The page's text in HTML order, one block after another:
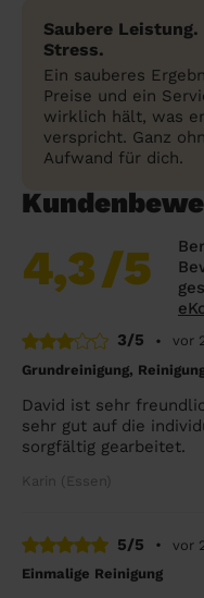
Saubere
Stress.
Ein sauberes
Preise und ein
wirklich hält, was er
verspricht. Ganz
Aufwand für dich.
4,3/5
3/5
•
vor
Grundreinigung,
David ist sehr
sehr gut auf die
sorgfältig gearbeitet.
Karin (Essen)
5/5 •
vor
Einmalige Reinigung